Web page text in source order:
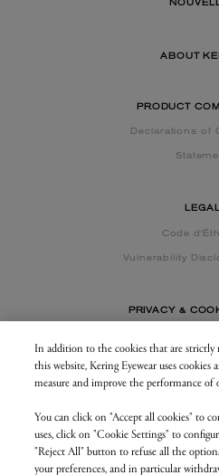
ABOUT
PRODUCT
Declarations of
Code
Vulnerability
PRIVACY &
BUSINESS
In addition to the cookies that are strictly
this website, Kering Eyewear uses
measure and improve the performance of
You can click on "Accept all cookies" to
uses, click on "Cookie Settings" to
"Reject All" button to refuse all the
your preferences, and in particular